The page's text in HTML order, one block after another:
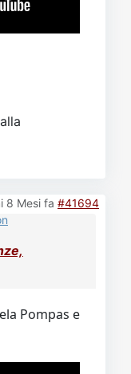
8 Mesi fa #41694
Pompas e